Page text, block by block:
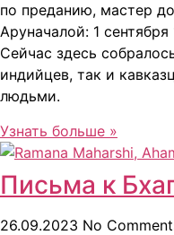
по преданию, мастер
Аруначалой: 1 сентября
Сейчас здесь
индийцев, так и
людьми.
Узнать больше »
Письма к
26.09.2023 No